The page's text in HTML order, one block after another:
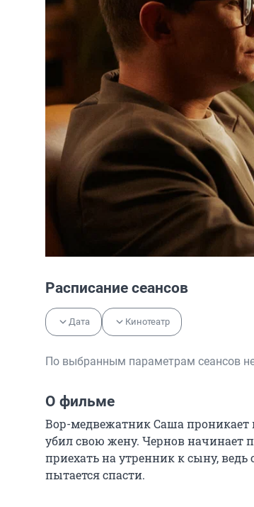
Расписание сеансов
Дата Кинотеатр
По выбранным параметрам сеансов
О фильме
Вор-медвежатник Саша проникает
убил свою жену. Чернов начинает
приехать на утренник к сыну, ведь
пытается спасти.